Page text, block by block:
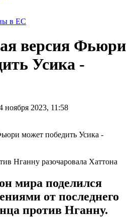
в ЕС
версия Фьюри
Усика -
ноября 2023, 11:58
Нганну разочаровала Хаттона
мира поделился
от последнего
против Нганну.